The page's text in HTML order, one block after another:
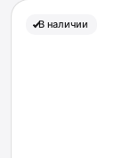
В наличии